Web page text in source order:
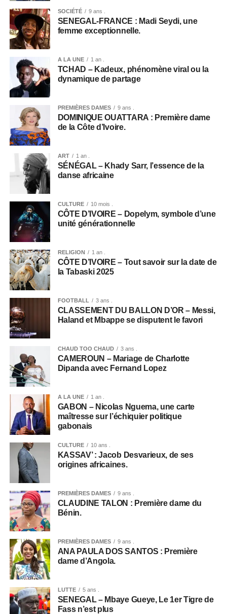
SOCIÉTÉ 9 ans .
SENEGAL-FRANCE : Madi Seydi, une
femme exceptionnelle.
A LA UNE 1 an .
TCHAD – Kadeux, phénomène viral ou la
dynamique de partage
PREMIÈRES DAMES 9 ans .
DOMINIQUE OUATTARA : Première dame
de la Côte d’Ivoire.
ART 1 an .
SÉNÉGAL – Khady Sarr, l’essence de la
danse africaine
CULTURE 10 mois .
CÔTE D’IVOIRE – Dopelym, symbole d’une
unité générationnelle
RELIGION 1 an .
CÔTE D’IVOIRE – Tout savoir sur la date de
la Tabaski 2025
FOOTBALL 3 ans .
CLASSEMENT DU BALLON D’OR – Messi,
Haland et Mbappe se disputent le favori
CHAUD TOO CHAUD 3 ans .
CAMEROUN – Mariage de Charlotte
Dipanda avec Fernand Lopez
A LA UNE 1 an .
GABON – Nicolas Nguema, une carte
maîtresse sur l’échiquier politique
gabonais
CULTURE 10 ans .
KASSAV’ : Jacob Desvarieux, de ses
origines africaines.
PREMIÈRES DAMES 9 ans .
CLAUDINE TALON : Première dame du
Bénin.
PREMIÈRES DAMES 9 ans .
ANA PAULA DOS SANTOS : Première
dame d’Angola.
LUTTE 5 ans .
SENEGAL – Mbaye Gueye, Le 1er Tigre de
Fass n’est plus